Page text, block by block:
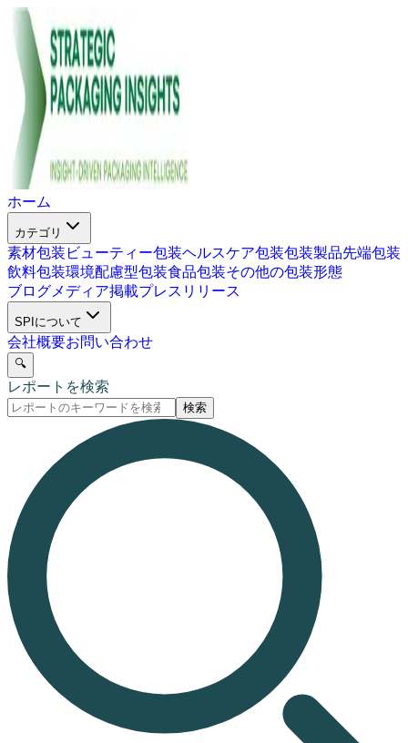
ホーム
カテゴリ
素材包装 ビューティー包装ヘルスケア包装包装製品先端包装
飲料包装環境配慮型包装食品包装その他の包装形態
ブログメディア掲載プレスリリース
SPIについて
会社概要お問い合わせ
🔍
レポートを検索
検索